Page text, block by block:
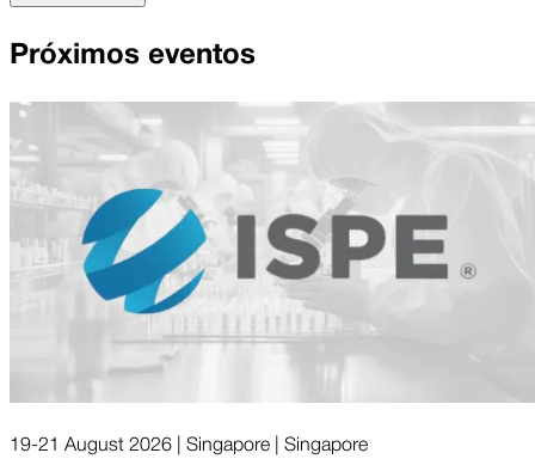
Próximos eventos
19-21 August 2026 | Singapore | Singapore